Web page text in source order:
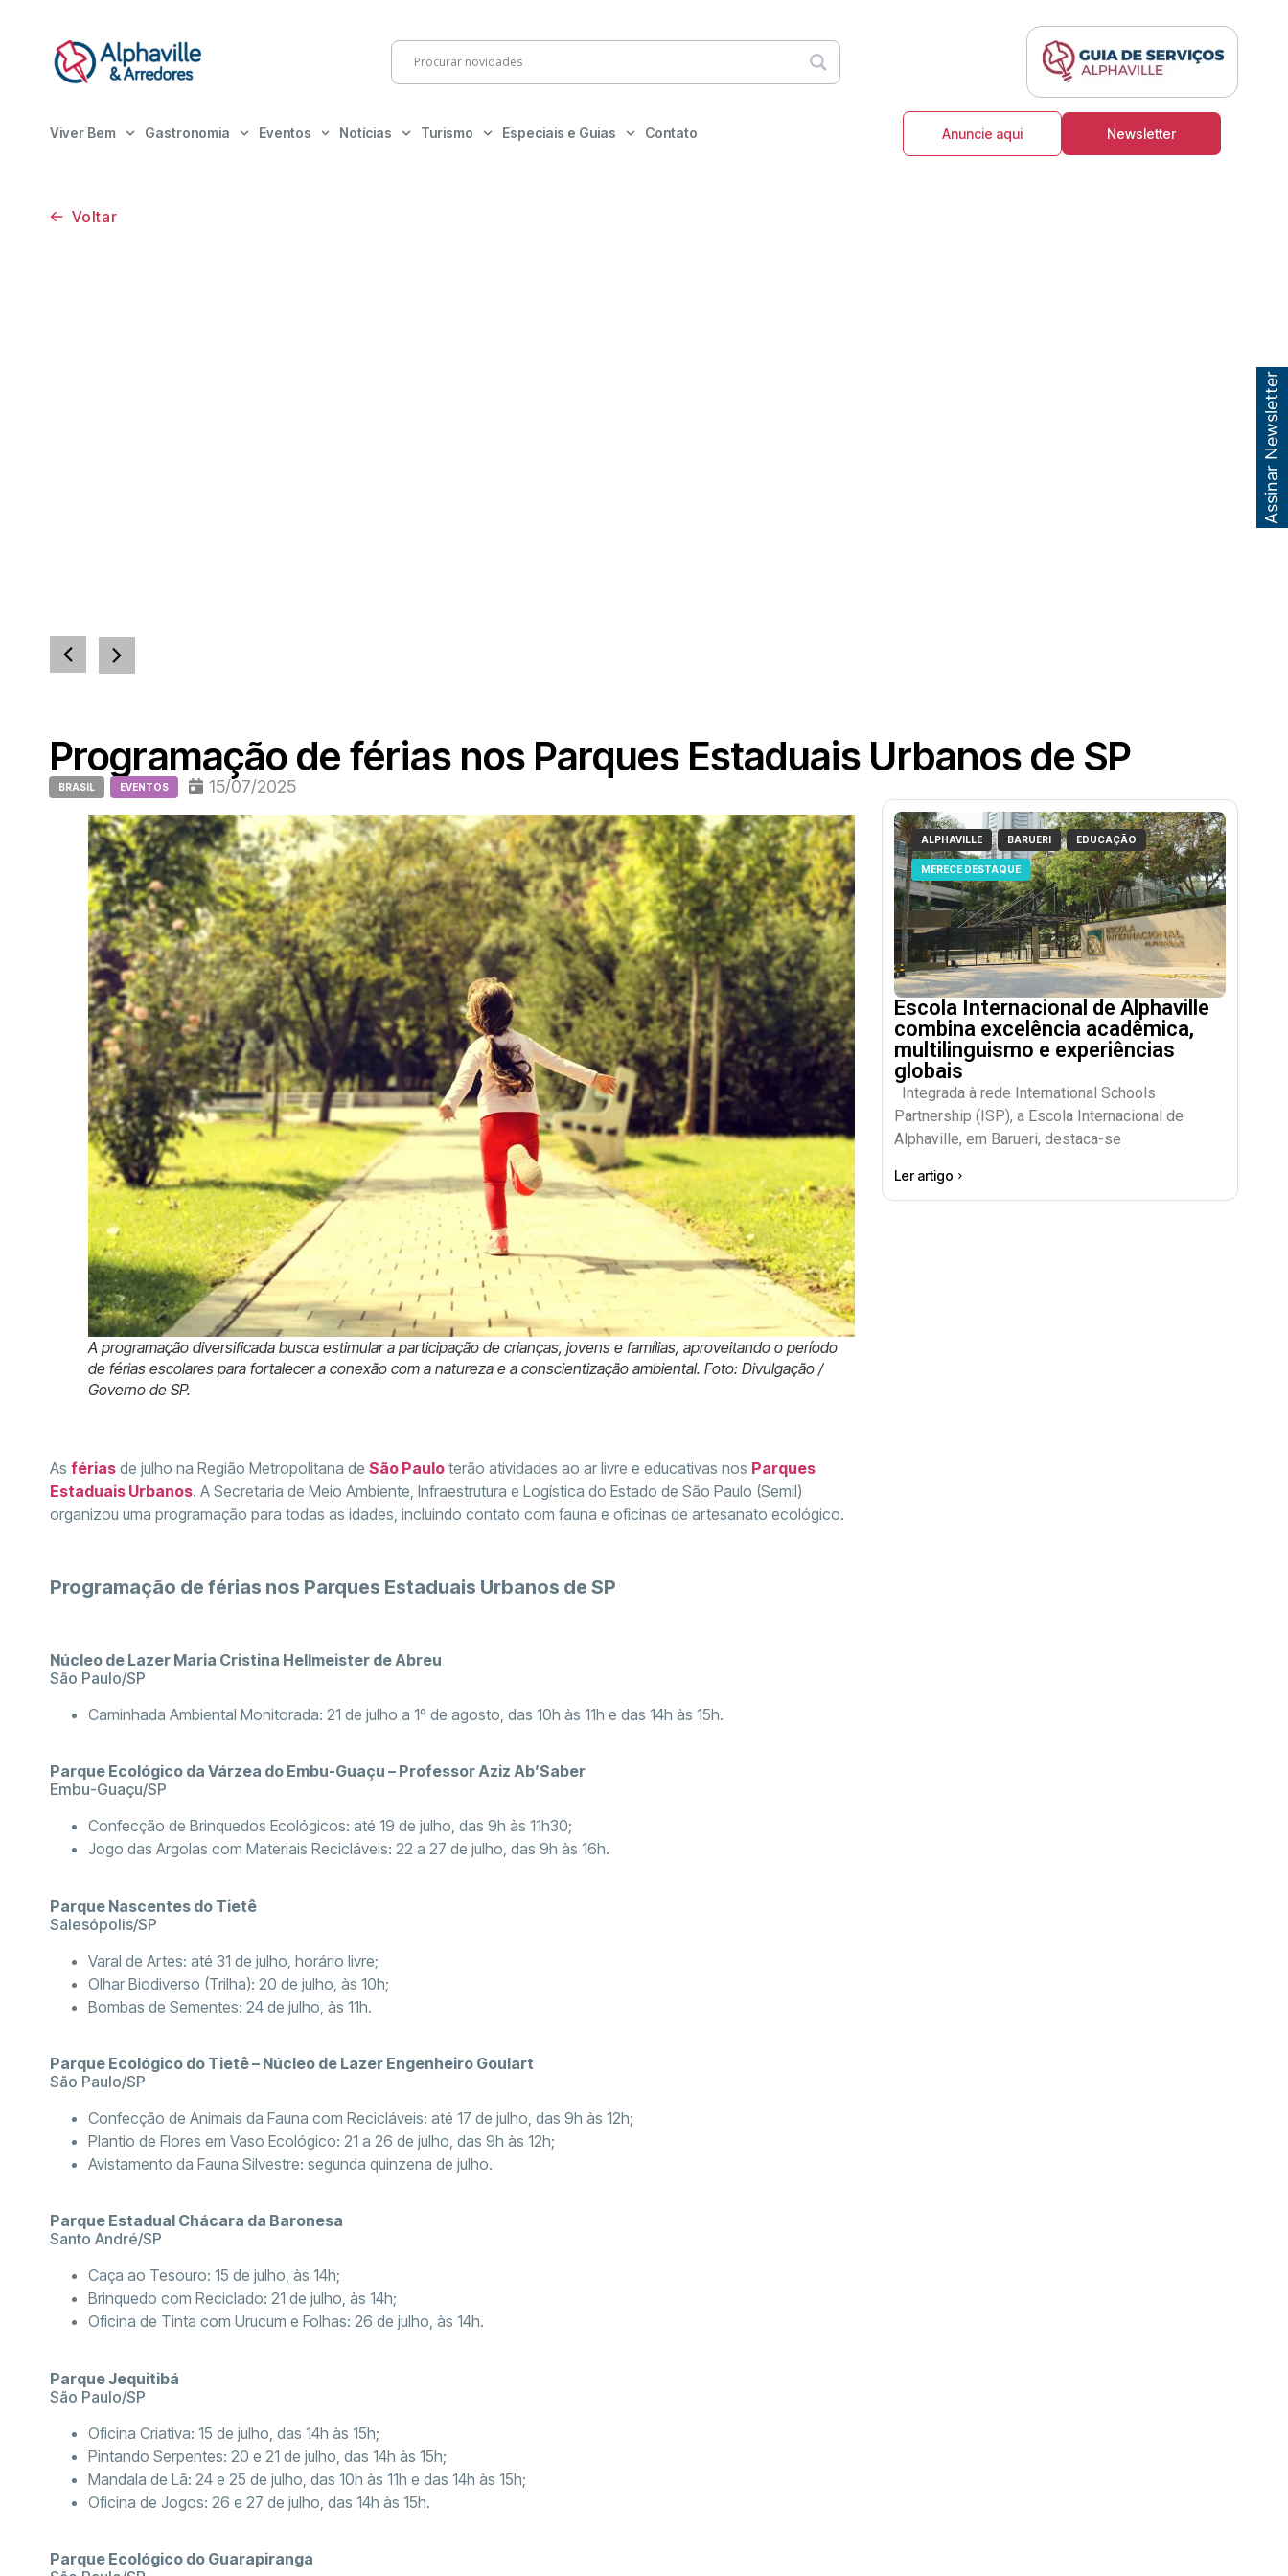
Viver Bem Gastronomia Eventos Notícias Turismo Especiais e Guias Contato Anuncie aqui Newsletter
Voltar
Programação de férias nos Parques Estaduais Urbanos de SP
BRASIL EVENTOS 15/07/2025
A programação diversificada busca estimular a participação de crianças, jovens e famílias, aproveitando o período
de férias escolares para fortalecer a conexão com a natureza e a conscientização ambiental. Foto: Divulgação /
Governo de SP.
As férias de julho na Região Metropolitana de São Paulo terão atividades ao ar livre e educativas nos Parques
Estaduais Urbanos. A Secretaria de Meio Ambiente, Infraestrutura e Logística do Estado de São Paulo (Semil)
organizou uma programação para todas as idades, incluindo contato com fauna e oficinas de artesanato ecológico.
Programação de férias nos Parques Estaduais Urbanos de SP
Núcleo de Lazer Maria Cristina Hellmeister de Abreu
São Paulo/SP
Caminhada Ambiental Monitorada: 21 de julho a 1º de agosto, das 10h às 11h e das 14h às 15h.
Parque Ecológico da Várzea do Embu-Guaçu – Professor Aziz Ab’Saber
Embu-Guaçu/SP
Confecção de Brinquedos Ecológicos: até 19 de julho, das 9h às 11h30;
Jogo das Argolas com Materiais Recicláveis: 22 a 27 de julho, das 9h às 16h.
Parque Nascentes do Tietê
Salesópolis/SP
Varal de Artes: até 31 de julho, horário livre;
Olhar Biodiverso (Trilha): 20 de julho, às 10h;
Bombas de Sementes: 24 de julho, às 11h.
Parque Ecológico do Tietê – Núcleo de Lazer Engenheiro Goulart
São Paulo/SP
Confecção de Animais da Fauna com Recicláveis: até 17 de julho, das 9h às 12h;
Plantio de Flores em Vaso Ecológico: 21 a 26 de julho, das 9h às 12h;
Avistamento da Fauna Silvestre: segunda quinzena de julho.
Parque Estadual Chácara da Baronesa
Santo André/SP
Caça ao Tesouro: 15 de julho, às 14h;
Brinquedo com Reciclado: 21 de julho, às 14h;
Oficina de Tinta com Urucum e Folhas: 26 de julho, às 14h.
Parque Jequitibá
São Paulo/SP
Oficina Criativa: 15 de julho, das 14h às 15h;
Pintando Serpentes: 20 e 21 de julho, das 14h às 15h;
Mandala de Lã: 24 e 25 de julho, das 10h às 11h e das 14h às 15h;
Oficina de Jogos: 26 e 27 de julho, das 14h às 15h.
Parque Ecológico do Guarapiranga
ALPHAVILLE BARUERI EDUCAÇÃO
MERECE DESTAQUE
Escola Internacional de Alphaville
combina excelência acadêmica,
multilinguismo e experiências
globais
Integrada à rede International Schools
Partnership (ISP), a Escola Internacional de
Alphaville, em Barueri, destaca-se
Ler artigo
Assinar Newsletter